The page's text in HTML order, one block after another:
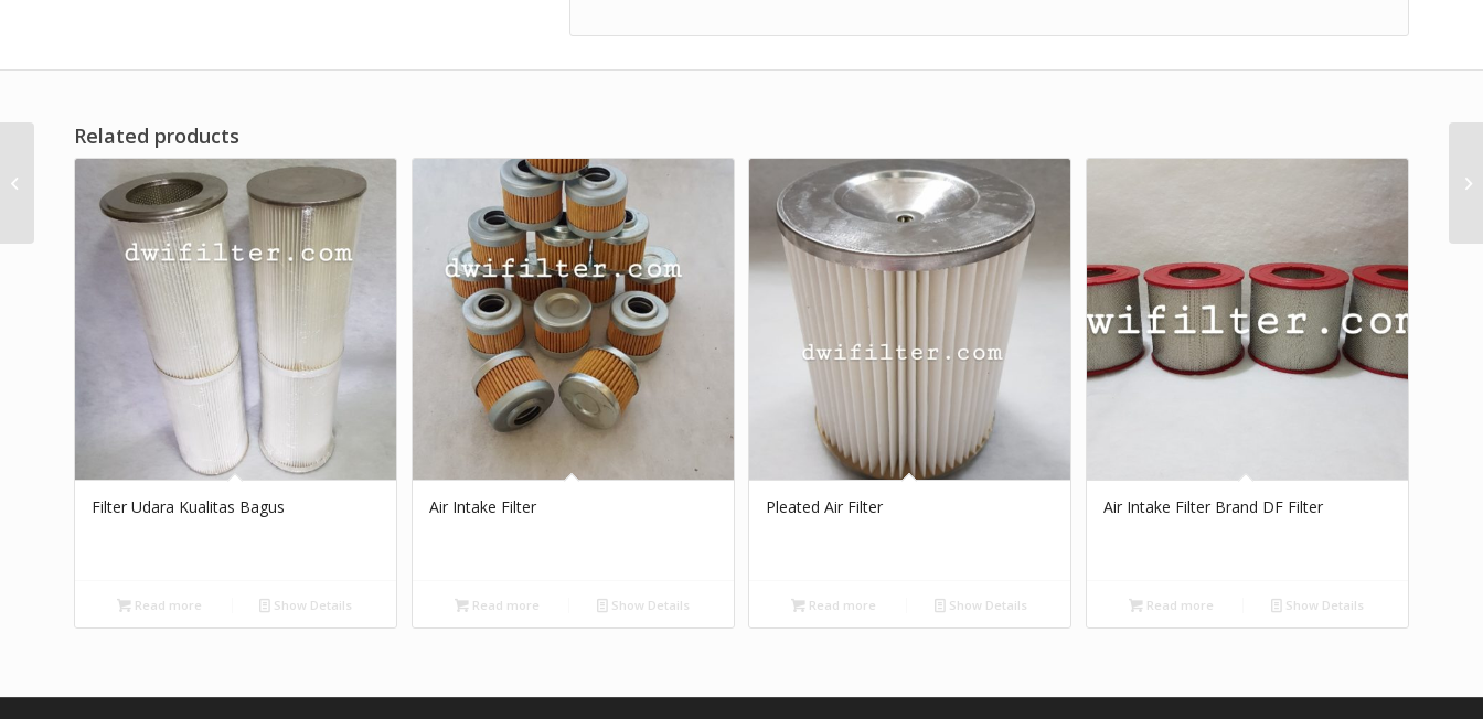
Related products
Filter Udara Kualitas Bagus
Read more Show Details
Air Intake Filter
Read more Show Details
Pleated Air Filter
Read more Show Details
Air Intake Filter Brand DF Filter
Read more Show Details
Filter Udara untuk
Pembangkit Listrik